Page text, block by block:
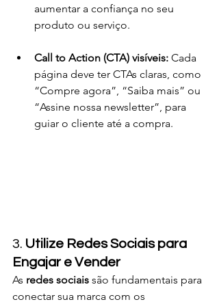
aumentar a confiança no seu
produto ou serviço.
Call to Action (CTA) visíveis: Cada
página deve ter CTAs claras, como
“Compre agora”, “Saiba mais” ou
“Assine nossa newsletter”, para
guiar o cliente até a compra.
3. Utilize Redes Sociais para
Engajar e Vender
As redes sociais são fundamentais para
conectar sua marca com os